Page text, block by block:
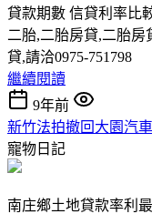
貸款期數 信貸利率比
二胎,二胎房貸,二胎房
貸,請洽0975-751798
繼續閱讀
9年前
新竹法拍撤回大園汽
寵物日記
南庄鄉土地貸款率利